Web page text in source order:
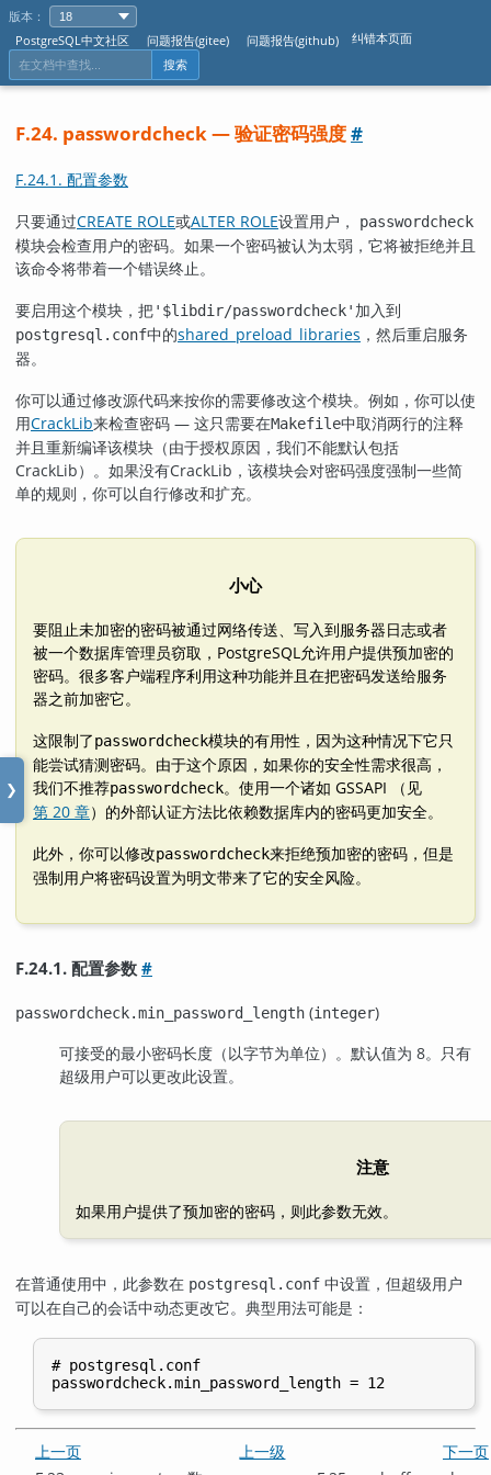
版本：
PostgreSQL中文社区
问题报告(gitee) 问题报告(github) 纠错本页面
搜索
❯
F.24. passwordcheck — 验证密码强度#
F.24.1. 配置参数
只要通过CREATE ROLE或ALTER ROLE设置用户， passwordcheck
模块会检查用户的密码。如果一个密码被认为太弱，它将被拒绝并且
该命令将带着一个错误终止。
要启用这个模块，把'$libdir/passwordcheck' 加入到
postgresql.conf中的shared_preload_libraries ，然后重启服务
器。
你可以通过修改源代码来按你的需要修改这个模块。例如，你可以使
用CrackLib来检查密码 — 这只需要在Makefile中取消两行的注释
并且重新编译该模块（由于授权原因，我们不能默认包括
CrackLib）。如果没有CrackLib ，该模块会对密码强度强制一些简
单的规则，你可以自行修改和扩充。
小心
要阻止未加密的密码被通过网络传送、写入到服务器日志或者
被一个数据库管理员窃取， PostgreSQL允许用户提供预加密的
密码。很多客户端程序利用这种功能并且在把密码发送给服务
器之前加密它。
这限制了passwordcheck模块的有用性，因为这种情况下它只
能尝试猜测密码。由于这个原因，如果你的安全性需求很高，
我们不推荐passwordcheck。使用一个诸如 GSSAPI （见
第 20 章）的外部认证方法比依赖数据库内的密码更加安全。
此外，你可以修改passwordcheck来拒绝预加密的密码，但是
强制用户将密码设置为明文带来了它的安全风险。
F.24.1. 配置参数#
passwordcheck.min_password_length (integer)
可接受的最小密码长度（以字节为单位）。默认值为 8。只有
超级用户可以更改此设置。
注意
如果用户提供了预加密的密码，则此参数无效。
在普通使用中，此参数在 postgresql.conf 中设置，但超级用户
可以在自己的会话中动态更改它。典型用法可能是：
# postgresql.conf
上一页 上一级
下一页